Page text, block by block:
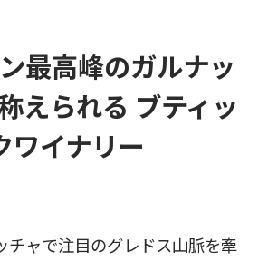
ン最高峰のガルナッ
えられる ブティッ
ワイナリー
チャで注目のグレドス山脈を牽